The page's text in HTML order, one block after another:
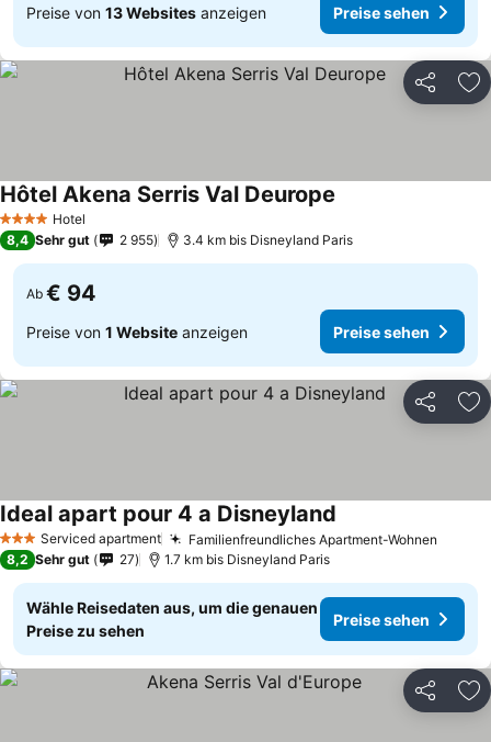
Preise von 13 Websites anzeigen Preise sehen
Teilen
4 Sterne Hotel
Hôtel Akena Serris Val Deurope
8,4 Sehr gut 2 955 3.4 km bis Disneyland Paris
Ab € 94
Preise von 1 Website anzeigen Preise sehen
Teilen
3 SterneServiced apartment Familienfreundliches Apartment-Wohnen
Ideal apart pour 4 a Disneyland
8,2 Sehr gut 27 1.7 km bis Disneyland Paris
Wähle Reisedaten aus, um die genauen
Preise zu sehen
Preise sehen
Teilen